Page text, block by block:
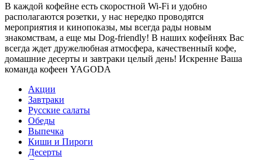
В каждой кофейне есть скоростной Wi-Fi и удобно
располагаются розетки, у нас нередко проводятся
мероприятия и кинопоказы, мы всегда рады новым
знакомствам, а еще мы Dog-friendly! В наших кофейнях Вас
всегда ждет дружелюбная атмосфера, качественный кофе,
домашние десерты и завтраки целый день! Искренне Ваша
команда кофеен YAGODA
Акции
Завтраки
Русские салаты
Обеды
Выпечка
Киши и Пироги
Десерты